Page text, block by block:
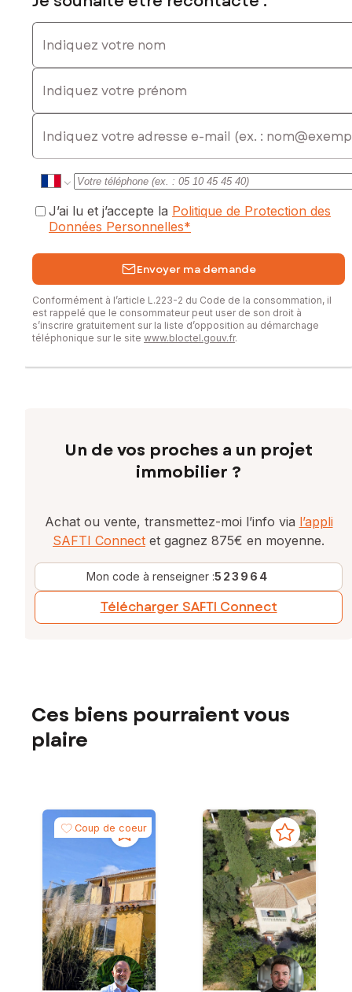
Indiquez votre nom
Indiquez votre prénom
E-mail
J’ai lu et j’accepte la Politique de Protection des
Données Personnelles*
Envoyer ma demande
Conformément à l’article L.223-2 du Code de la consommation, il
est rappelé que le consommateur peut user de son droit à
s’inscrire gratuitement sur la liste d’opposition au démarchage
téléphonique sur le site www.bloctel.gouv.fr.
Un de vos proches a un projet
immobilier ?
Achat ou vente, transmettez-moi l’info via l’appli
SAFTI Connect et gagnez 875€ en moyenne.
Mon code à renseigner :523964
Télécharger SAFTI Connect
Ces biens pourraient vous
plaire
Coup de coeur